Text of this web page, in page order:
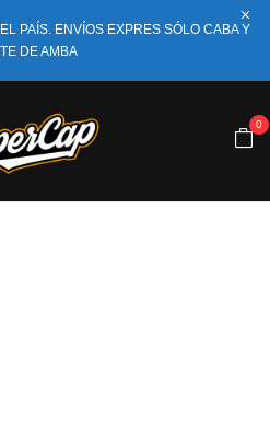
PAÍS. ENVÍOS EXPRES SÓLO CABA Y
DE AMBA
0